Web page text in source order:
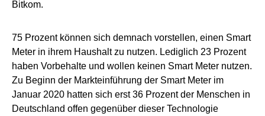
Bitkom.
75 Prozent können sich demnach vorstellen, einen Smart
Meter in ihrem Haushalt zu nutzen. Lediglich 23 Prozent
haben Vorbehalte und wollen keinen Smart Meter nutzen.
Zu Beginn der Markteinführung der Smart Meter im
Januar 2020 hatten sich erst 36 Prozent der Menschen in
Deutschland offen gegenüber dieser Technologie